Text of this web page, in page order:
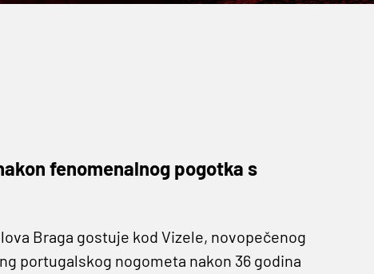
fenomenalnog pogotka s
Braga gostuje kod Vizele, novopečenog
portugalskog nogometa nakon 36 godina